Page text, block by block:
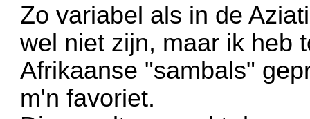
Zo variabel als in de
wel niet zijn, maar ik heb
Afrikaanse "sambals"
m'n favoriet.